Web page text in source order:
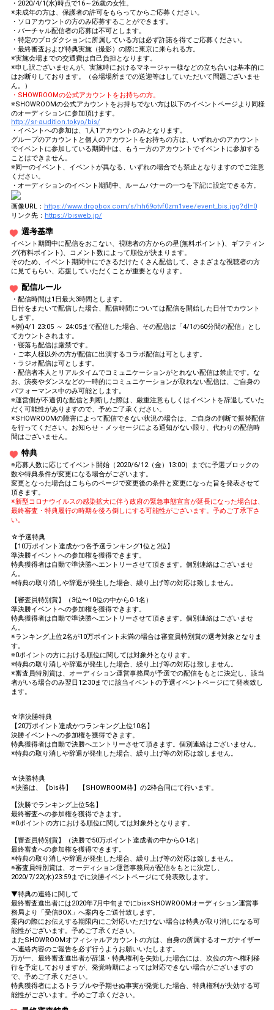
・2020/4/1(水)時点で16～26歳の女性。
※未成年の方は、保護者の許可をもらってからご応募ください。
・ソロアカウントの方のみ応募することができます。
・バーチャル配信者の応募は不可とします。
・特定のプロダクションに所属している方は必ず許諾を得てご応募ください。
・最終審査および特典実施（撮影）の際に東京に来られる方。
※実施会場までの交通費は自己負担となります。
※申し訳ございませんが、実施時におけるマネージャー様などの立ち合いは基本的に
はお断りしております。（会場場所までの送迎等はしていただいて問題ございませ
ん。）
・SHOWROOMの公式アカウントをお持ちの方。
※SHOWROOMの公式アカウントをお持ちでない方は以下のイベントページより同様
のオーディションに参加頂けます。
http://sr-audition.tokyo/bis/
・イベントへの参加は、1人1アカウントのみとなります。
グループのアカウントと個人のアカウントをお持ちの方は、いずれかのアカウント
でイベントに参加している期間中は、もう一方のアカウントでイベントに参加する
ことはできません。
※同一のイベント、イベントが異なる、いずれの場合でも禁止となりますのでご注意
ください。
・オーディションのイベント期間中、ルームバナーの一つを下記に設定できる方。
画像URL： https://www.dropbox.com/s/hh69otvf0zm1vee/event_bis.jpg?dl=0
リンク先： https://bisweb.jp/
選考基準
イベント期間中に配信をおこない、視聴者の方からの星(無料ポイント)、ギフティン
グ(有料ポイント)、コメント数によって順位が決まります。
そのため、イベント期間中にできるだけたくさん配信して、さまざまな視聴者の方
に見てもらい、応援していただくことが重要となります。
配信ルール
・配信時間は1日最大3時間とします。
日付をまたいで配信した場合、配信時間については配信を開始した日付でカウント
します。
※例)4/1 23:05 ～ 24:05まで配信した場合、その配信は「4/1の60分間の配信」とし
てカウントされます。
・寝落ち配信は厳禁です。
・ご本人様以外の方が配信に出演するコラボ配信は可とします。
・ラジオ配信は可とします。
・配信者本人とリアルタイムでコミュニケーションがとれない配信は禁止です。な
お、演奏やダンスなどの一時的にコミュニケーションが取れない配信は、ご自身の
パフォーマンス中のみ可能とします。
※運営側が不適切な配信と判断した際は、厳重注意もしくはイベントを辞退していた
だく可能性がありますので、予めご了承ください。
※SHOWROOMの障害によって配信できない状況の場合は、ご自身の判断で振替配信
を行ってください。お知らせ・メッセージによる通知がない限り、代わりの配信時
間はございません。
特典
※応募人数に応じてイベント開始（2020/6/12（金）13:00）までに予選ブロックの
数や特典条件が変更になる場合がございます。
変更となった場合はこちらのページで変更後の条件と変更になった旨を発表させて
頂きます。
※新型コロナウイルスの感染拡大に伴う政府の緊急事態宣言が延長になった場合は、
最終審査・特典履行の時期を後ろ倒しにする可能性がございます。予めご了承下さ
い。
☆予選特典
【10万ポイント達成かつ各予選ランキング1位と2位】
準決勝イベントへの参加権を獲得できます。
特典獲得者は自動で準決勝へエントリーさせて頂きます。個別連絡はございませ
ん。
※特典の取り消しや辞退が発生した場合、繰り上げ等の対応は致しません。
【審査員特別賞】（3位〜10位の中から0-1名）
準決勝イベントへの参加権を獲得できます。
特典獲得者は自動で準決勝へエントリーさせて頂きます。個別連絡はございませ
ん。
※ランキング上位2名が10万ポイント未満の場合は審査員特別賞の選考対象となりま
す。
※0ポイントの方における順位に関しては対象外となります。
※特典の取り消しや辞退が発生した場合、繰り上げ等の対応は致しません。
※審査員特別賞は、オーディション運営事務局が予選での配信をもとに決定し、該当
者がいる場合のみ翌日12:30までに該当イベントの予選イベントページにて発表致し
ます。
☆準決勝特典
【20万ポイント達成かつランキング上位10名】
決勝イベントへの参加権を獲得できます。
特典獲得者は自動で決勝へエントリーさせて頂きます。個別連絡はございません。
※特典の取り消しや辞退が発生した場合、繰り上げ等の対応は致しません。
☆決勝特典
※決勝は、【bis枠】 【SHOWROOM枠】の2枠合同にて行います。
【決勝でランキング上位5名】
最終審査への参加権を獲得できます。
※0ポイントの方における順位に関しては対象外となります。
【審査員特別賞】（決勝で50万ポイント達成者の中から0-1名）
最終審査への参加権を獲得できます。
※特典の取り消しや辞退が発生した場合、繰り上げ等の対応は致しません。
※審査員特別賞は、オーディション運営事務局が配信をもとに決定し、
2020/7/22(水)23:59までに決勝イベントページにて発表致します。
▼特典の連絡に関して
最終審査進出者には2020年7月中旬までにbis×SHOWROOMオーディション運営事
務局より「受信BOX」へ案内をご送付致します。
案内の際にお伝えする期限内にご対応いただけない場合は特典が取り消しになる可
能性がございます。予めご了承ください。
またSHOWROOMオフィシャルアカウントの方は、自身の所属するオーガナイザー
へ連絡内容のご報告を必ず行うようお願いいたします。
万が一、最終審査進出者が辞退・特典権利を失効した場合には、次位の方へ権利移
行を予定しておりますが、発覚時期によっては対応できない場合がございますの
で、予めご了承ください。
特典獲得者によるトラブルや予期せぬ事実が発覚した場合、特典権利が失効する可
能性がございます。予めご了承ください。